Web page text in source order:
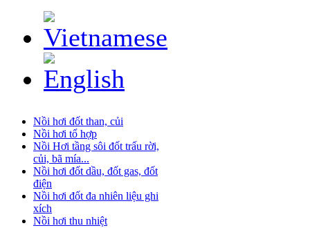
Nồi hơi đốt than, củi
Nồi hơi tổ hợp
Nồi Hơi tầng sôi đốt trấu rời,
củi, bã mía...
Nồi hơi đốt dầu, đốt gas, đốt
điện
Nồi hơi đốt đa nhiên liệu ghi
xích
Nồi hơi thu nhiệt